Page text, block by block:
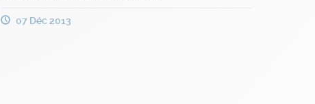
07 Déc 2013